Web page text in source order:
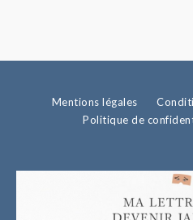
Mentions légales
Politique de